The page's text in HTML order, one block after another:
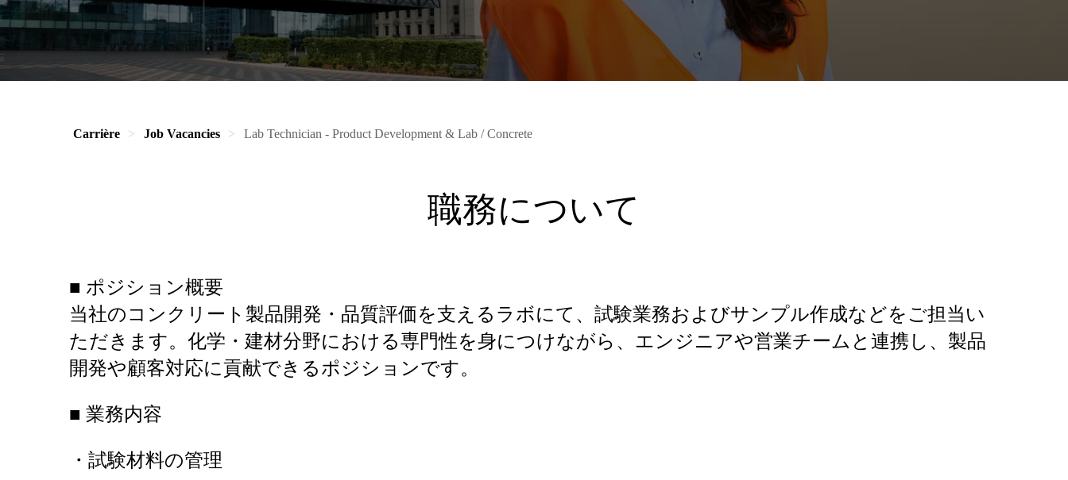
Carrière Job Vacancies Lab Technician - Product Development & Lab / Concrete
職務について
■ ポジション概要
当社のコンクリート製品開発・品質評価を支えるラボにて、試験業務およびサンプル作成などをご担当い
ただきます。化学・建材分野における専門性を身につけながら、エンジニアや営業チームと連携し、製品
開発や顧客対応に貢献できるポジションです。
■ 業務内容
・試験材料の管理